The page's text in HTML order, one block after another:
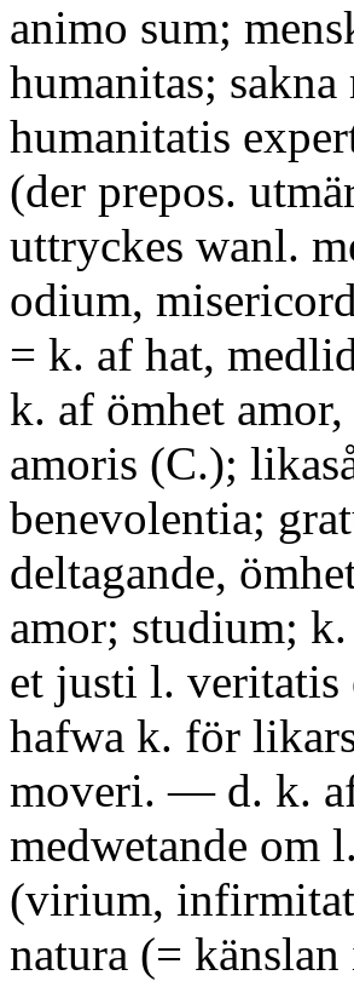
animo sum;
humanitas;
humanitatis
(der prepos.
uttryckes wanl.
odium,
= k. af hat,
k. af ömhet
amoris (C.);
benevolentia;
deltagande,
amor; studium;
et justi l. veritatis
hafwa k. för
moveri. — d. k.
medwetande om
(virium,
natura (=